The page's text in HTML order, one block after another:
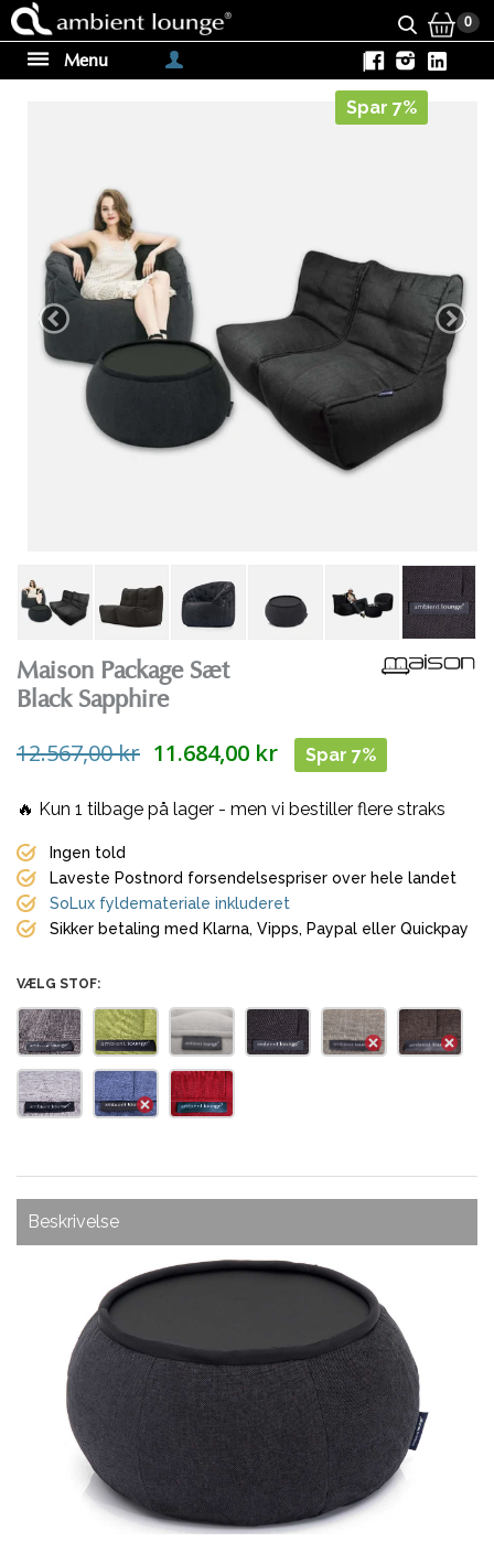
0
Menu
Spar 7%
Maison Package Sæt
Black Sapphire
12.567,00 kr 11.684,00 kr Spar 7%
🔥 Kun 1 tilbage på lager - men vi bestiller flere straks
Ingen told
Laveste Postnord forsendelsespriser over hele landet
SoLux fyldemateriale inkluderet
Sikker betaling med Klarna, Vipps, Paypal eller Quickpay
VÆLG STOF:
Beskrivelse